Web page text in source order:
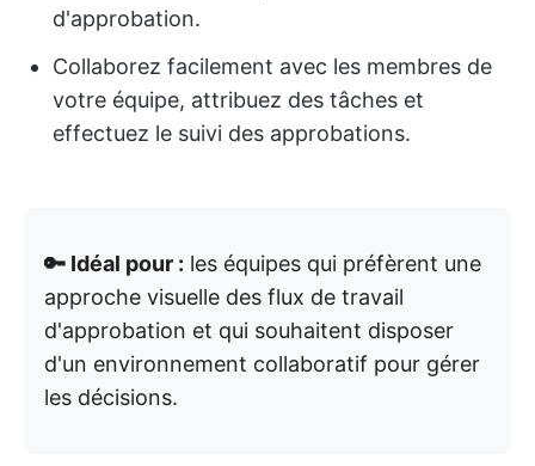
d'approbation.
Collaborez facilement avec les membres de
votre équipe, attribuez des tâches et
effectuez le suivi des approbations.
🔑 Idéal pour : les équipes qui préfèrent une
approche visuelle des flux de travail
d'approbation et qui souhaitent disposer
d'un environnement collaboratif pour gérer
les décisions.